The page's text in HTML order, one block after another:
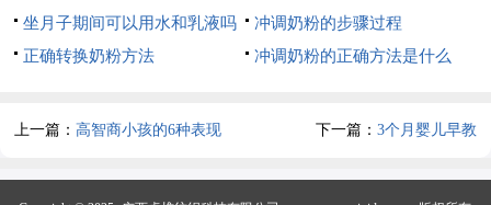
坐月子期间可以用水和乳液吗
冲调奶粉的步骤过程
正确转换奶粉方法
冲调奶粉的正确方法是什么
上一篇：高智商小孩的6种表现 下一篇： 3个月婴儿早教